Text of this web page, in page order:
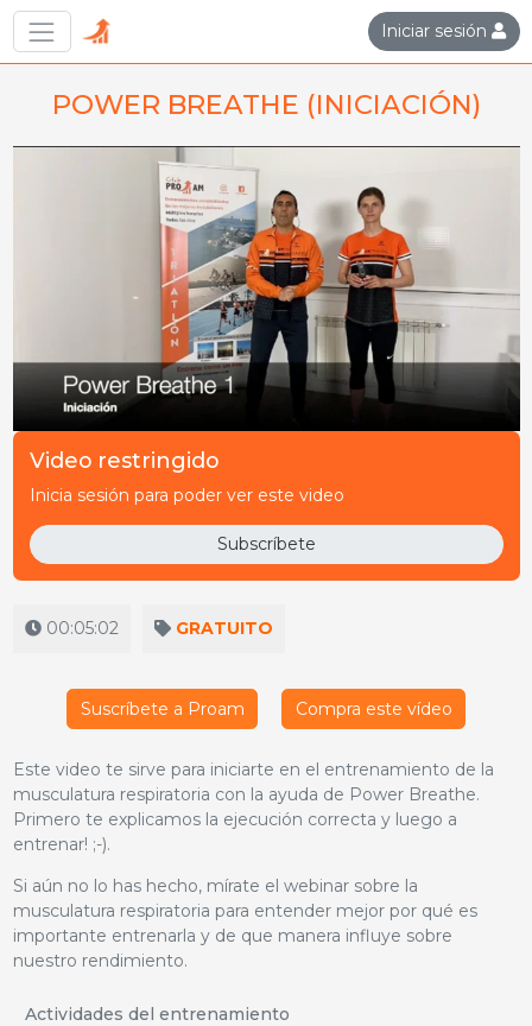
Iniciar sesión
POWER BREATHE (INICIACIÓN)
Video restringido
Inicia sesión para poder ver este video
Subscríbete
00:05:02 GRATUITO
Suscríbete a Proam Compra este vídeo
Este video te sirve para iniciarte en el entrenamiento de la
musculatura respiratoria con la ayuda de Power Breathe.
Primero te explicamos la ejecución correcta y luego a
entrenar! ;-).
Si aún no lo has hecho, mírate el webinar sobre la
musculatura respiratoria para entender mejor por qué es
importante entrenarla y de que manera influye sobre
nuestro rendimiento.
Actividades del entrenamiento